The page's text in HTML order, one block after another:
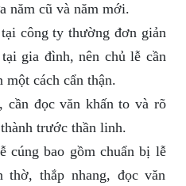
năm cũ và năm mới.
công ty thường đơn giản
gia đình, nên chủ lễ cần
một cách cẩn thận.
cần đọc văn khấn to và rõ
trước thần linh.
cúng bao gồm chuẩn bị lễ
thờ, thắp nhang, đọc văn